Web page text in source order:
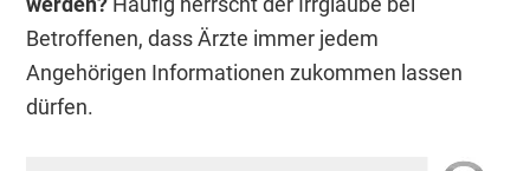
Betroffenen, dass Ärzte immer jedem
Angehörigen Informationen zukommen lassen
dürfen.